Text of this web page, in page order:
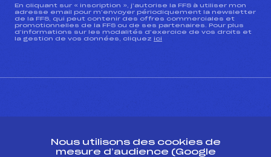
En cliquant sur « inscription », j’autorise la FFS à utiliser mon
adresse email pour m’envoyer périodiquement la newsletter
de la FFS, qui peut contenir des offres commerciales et
promotionnelles de la FFS ou de ses partenaires. Pour plus
d’informations sur les modalités d’exercice de vos droits et
la gestion de vos données, cliquez ici
Nous utilisons des cookies de
mesure d’audience (Google